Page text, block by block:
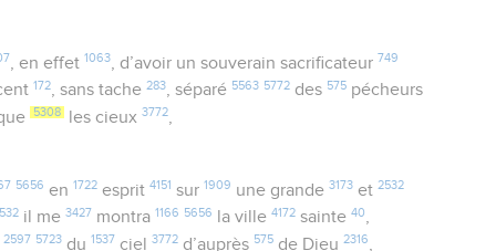
, en effet 1063, d’avoir un souverain sacrificateur 749
172, sans tache283, séparé 5563 5772 des 575 pécheurs
5308 les cieux3772
5656 en 1722esprit 4151 sur 1909 une grande 3173et 2532
il me3427 montra1166 5656 la ville4172 sainte40,
2597 5723 du 1537 ciel3772 d’auprès 575 de Dieu2316